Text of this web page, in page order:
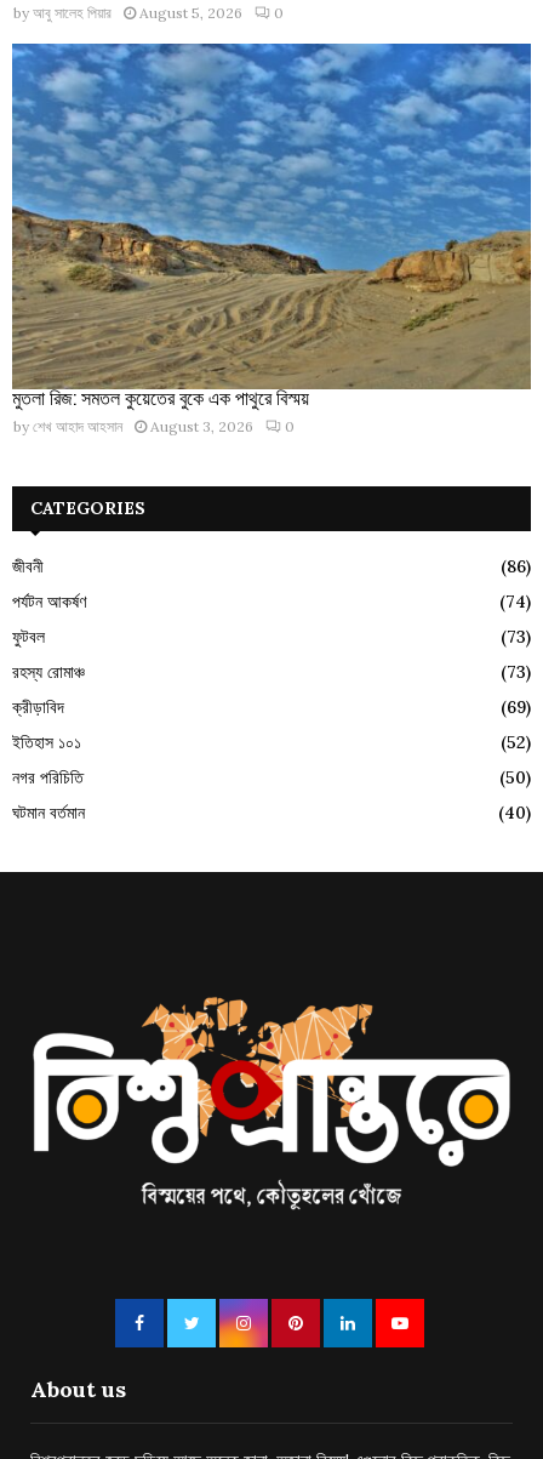
by আবু সালেহ পিয়ার August 5, 2026 0
মুতলা রিজ: সমতল কুয়েতের বুকে এক পাথুরে বিস্ময়
by শেখ আহাদ আহসান August 3, 2026 0
CATEGORIES
জীবনী
(86)
পর্যটন আকর্ষণ
(74)
ফুটবল
(73)
রহস্য রোমাঞ্চ
(73)
ক্রীড়াবিদ
(69)
ইতিহাস ১০১
(52)
নগর পরিচিতি
(50)
ঘটমান বর্তমান
(40)
About us